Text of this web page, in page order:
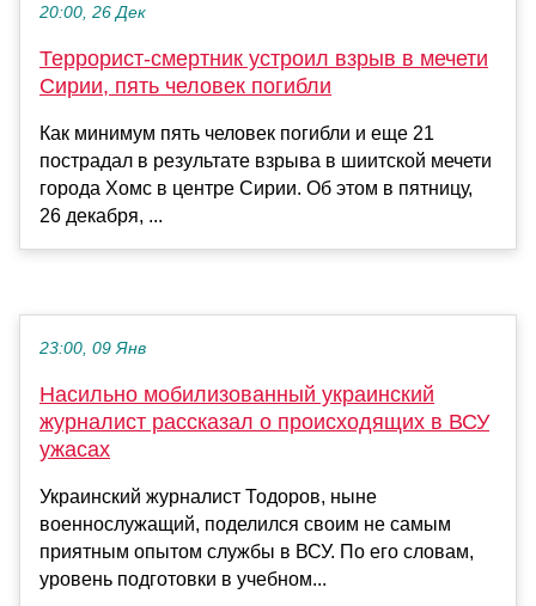
20:00, 26 Дек
Террорист-смертник устроил взрыв в мечети
Сирии, пять человек погибли
Как минимум пять человек погибли и еще 21
пострадал в результате взрыва в шиитской мечети
города Хомс в центре Сирии. Об этом в пятницу,
26 декабря, ...
23:00, 09 Янв
Насильно мобилизованный украинский
журналист рассказал о происходящих в ВСУ
ужасах
Украинский журналист Тодоров, ныне
военнослужащий, поделился своим не самым
приятным опытом службы в ВСУ. По его словам,
уровень подготовки в учебном...